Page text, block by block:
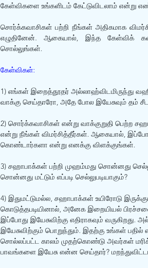
கேள்விகளை உங்களிடம் கேட்டுவிடலாம் என்று
சொர்க்கவாசிகள் பற்றி நீங்கள் அதிகமாக
எழுதினேன். ஆகையால், இந்த கேள்விக்
சொல்லுங்கள்.
கேள்விகள்:
1) எங்கள் இறைத்தூதர் அல்லாஹ்விடமிருந்து
வாக்கு செய்தாரோ, அதே போல இயேசுவும் தம்
2) சொர்க்கவாசிகள் என்று வாக்குறுதி
என்று நீங்கள் விமர்சித்தீர்கள். ஆகையால்,
கொண்டார்களா என்று எனக்கு விளக்குங்கள்.
3) சஹாபாக்கள் பற்றி முஹம்மது சொன்னது
சொன்னது மட்டும் எப்படி செல்லுபடியாகும்?
4) இதுமட்டுமல்ல, சஹாபாக்கள் உயிரோடு
கொடுத்தபடியினால், அனேக இறையியல்
இப்போது இயேசுவிற்கு எதிராகவும்
இயேசுவிற்கும் பொறுந்தும். இதற்கு உங்கள்
சொல்லப்பட்ட காலம் முதற்கொண்டு அவர்கள்
பாவங்களை இயேசு என்ன செய்தார்?